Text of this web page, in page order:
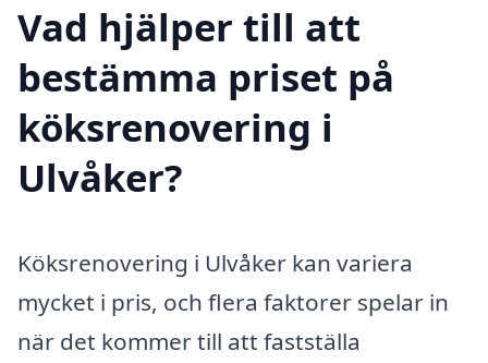
Vad hjälper till att
bestämma priset på
köksrenovering i
Ulvåker?
Köksrenovering i Ulvåker kan variera
mycket i pris, och flera faktorer spelar in
när det kommer till att fastställa